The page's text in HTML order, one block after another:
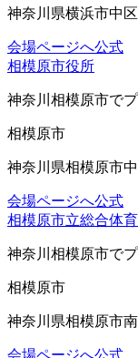
神奈川県横浜市中
会場ページへ公式
相模原市役所
神奈川相模原市で
相模原市
神奈川県相模原市
会場ページへ公式
相模原市立総合体
神奈川相模原市で
相模原市
神奈川県相模原市
会場ページへ公式